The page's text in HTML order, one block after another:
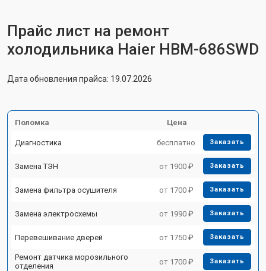
Прайс лист на ремонт
холодильника Haier HBM-686SWD
Дата обновления прайса: 19.07.2026
Поломка Цена
Диагностика бесплатно Заказать
Замена ТЭН от 1900 ₽ Заказать
Замена фильтра осушителя от 1700 ₽ Заказать
Замена электросхемы от 1990 ₽ Заказать
Перевешивание дверей от 1750 ₽ Заказать
Ремонт датчика морозильного
отделения
от 1700 ₽ Заказать